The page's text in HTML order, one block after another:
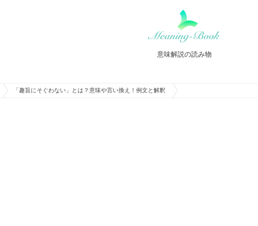
意味解説の読み物
「趣旨にそぐわない」とは？意味や言い換え！例文と解釈